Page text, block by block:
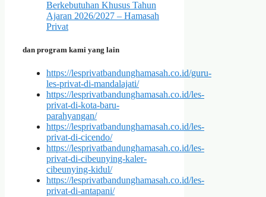
Berkebutuhan Khusus Tahun
Ajaran 2026/2027 – Hamasah
Privat
dan program kami yang lain
https://lesprivatbandunghamasah.co.id/guru-
les-privat-di-mandalajati/
https://lesprivatbandunghamasah.co.id/les-
privat-di-kota-baru-
parahyangan/
https://lesprivatbandunghamasah.co.id/les-
privat-di-cicendo/
https://lesprivatbandunghamasah.co.id/les-
privat-di-cibeunying-kaler-
cibeunying-kidul/
https://lesprivatbandunghamasah.co.id/les-
privat-di-antapani/